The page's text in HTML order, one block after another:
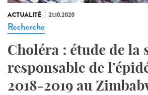
ACTUALITÉ 21.10.2020
Recherche
Choléra : étude de la
responsable de
2018-2019 au